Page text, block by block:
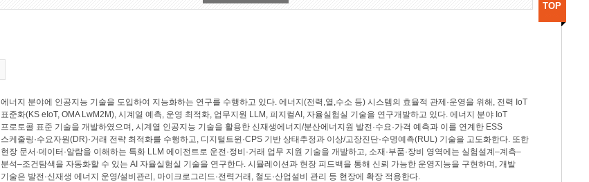
에너지 분야에 인공지능 기술을 도입하여 지능화하는 연구를 수행하고 있다. 에너지(전력,열,수소 등) 시스템의 효율적 관제·운영을 위해, 전력 IoT
표준화(KS eIoT, OMA LwM2M), 시계열 예측, 운영 최적화, 업무지원 LLM, 피지컬AI, 자율실험실 기술을 연구개발하고 있다. 에너지 분야 IoT
프로토콜 표준 기술을 개발하였으며, 시계열 인공지능 기술을 활용한 신재생에너지/분산에너지원 발전·수요·가격 예측과 이를 연계한 ESS
스케줄링·수요자원(DR)·거래 전략 최적화를 수행하고, 디지털트윈·CPS 기반 상태추정과 이상/고장진단·수명예측(RUL) 기술을 고도화한다. 또한
현장 문서·데이터·알람을 이해하는 특화 LLM 에이전트로 운전·정비·거래 업무 지원 기술을 개발하고, 소재·부품·장비 영역에는 실험설계–계측–
분석–조건탐색을 자동화할 수 있는 AI 자율실험실 기술을 연구한다. 시뮬레이션과 현장 피드백을 통해 신뢰 가능한 운영지능을 구현하며, 개발
기술은 발전·신재생 에너지 운영/설비관리, 마이크로그리드·전력거래, 철도·산업설비 관리 등 현장에 확장 적용한다.
TOP